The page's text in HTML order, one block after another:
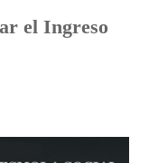
el Ingreso